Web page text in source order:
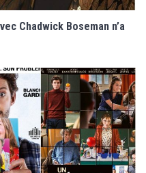
Chadwick Boseman n’a